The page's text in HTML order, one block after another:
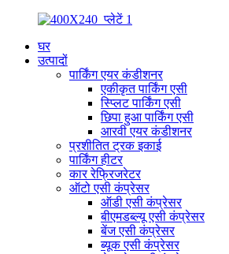
घर
उत्पादों
पार्किंग एयर कंडीशनर
एकीकृत पार्किंग एसी
स्प्लिट पार्किंग एसी
छिपा हुआ पार्किंग एसी
आरवी एयर कंडीशनर
प्रशीतित ट्रक इकाई
पार्किंग हीटर
कार रेफ्रिजरेटर
ऑटो एसी कंप्रेसर
ऑडी एसी कंप्रेसर
बीएमडब्ल्यू एसी कंप्रेसर
बेंज एसी कंप्रेसर
ब्यूक एसी कंप्रेसर